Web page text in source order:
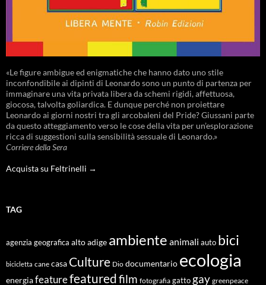
«Le figure ambigue ed enigmatiche che hanno dato uno stile
inconfondibile ai dipinti di Leonardo sono un punto di partenza per
immaginare una vita privata libera da schemi rigidi, affettuosa,
giocosa, talvolta goliardica. E dunque perché non proiettare
Leonardo ai giorni nostri tra gli arcobaleni del Pride? Giussani parte
da questo atteggiamento verso le cose della vita per un’esplorazione
ricca di suggestioni sulla sensibilità sessuale di Leonardo.»
Corriere della Sera
Acquista su Feltrinelli →
TAG
agenzia geografica alto adige ambiente animali auto bici
bicicletta cane casa Culture Dio documentario ecologia
energiafeaturefeaturedfilm fotografia gatto gay greenpeace